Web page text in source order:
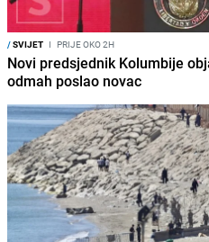
/SVIJET I PRIJE OKO 2H
Novi predsjednik Kolumbije
odmah poslao novac